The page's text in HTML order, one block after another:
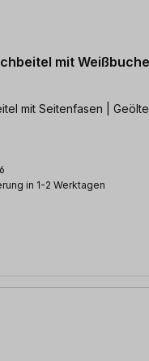
mit
mit Seitenfasen |
in 1-2 Werktagen